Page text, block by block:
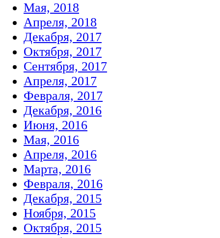
Мая, 2018
Апреля, 2018
Декабря, 2017
Октября, 2017
Сентября, 2017
Апреля, 2017
Февраля, 2017
Декабря, 2016
Июня, 2016
Мая, 2016
Апреля, 2016
Марта, 2016
Февраля, 2016
Декабря, 2015
Ноября, 2015
Октября, 2015